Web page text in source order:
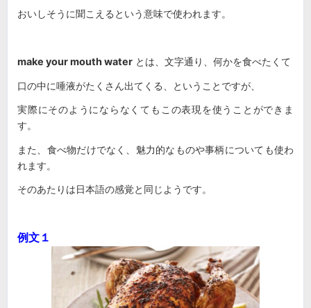
おいしそうに聞こえるという意味で使われます。
make your mouth water とは、文字通り、何かを食べたくて
口の中に唾液がたくさん出てくる、ということですが、
実際にそのようにならなくてもこの表現を使うことができま
す。
また、食べ物だけでなく、魅力的なものや事柄についても使わ
れます。
そのあたりは日本語の感覚と同じようです。
例文１